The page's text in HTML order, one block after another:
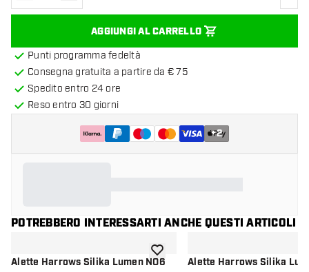
AGGIUNGI AL CARRELLO
Punti programma fedeltà
Consegna gratuita a partire da € 75
Spedito entro 24 ore
Reso entro 30 giorni
+2
POTREBBERO INTERESSARTI ANCHE QUESTI ARTICOLI
Alette Harrows Silika Lumen NO6aggiungi alla lista dei desideri
Alette Harrows Silika